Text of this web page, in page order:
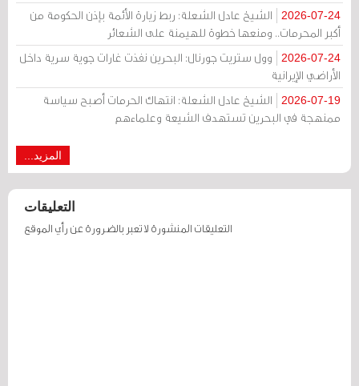
2026-07-24
الشيخ عادل الشعلة: ربط زيارة الأئمة بإذن الحكومة من
أكبر المحرمات.. ومنعها خطوة للهيمنة على الشعائر
2026-07-24
وول ستريت جورنال: البحرين نفذت غارات جوية سرية داخل
الأراضي الإيرانية
2026-07-19
الشيخ عادل الشعلة: انتهاك الحرمات أصبح سياسة
ممنهجة في البحرين تستهدف الشيعة وعلماءهم
المزيد...
التعليقات
التعليقات المنشورة لا تعبر بالضرورة عن رأي الموقع